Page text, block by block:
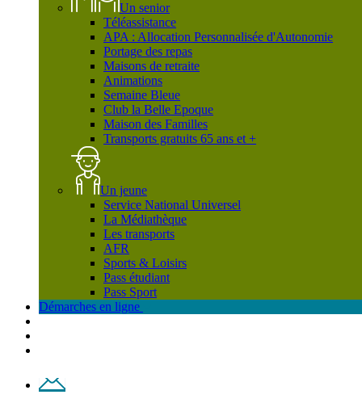
Un senior
Téléassistance
APA : Allocation Personnalisée d'Autonomie
Portage des repas
Maisons de retraite
Animations
Semaine Bleue
Club la Belle Epoque
Maison des Familles
Transports gratuits 65 ans et +
Un jeune
Service National Universel
La Médiathèque
Les transports
AFR
Sports & Loisirs
Pass étudiant
Pass Sport
Démarches en ligne
Contact